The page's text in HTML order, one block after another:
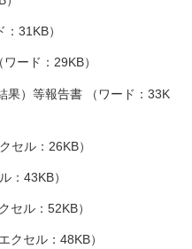
31KB）
ード：29KB）
）等報告書 （ワード：33K
ル：26KB）
：43KB）
ル：52KB）
セル：48KB）